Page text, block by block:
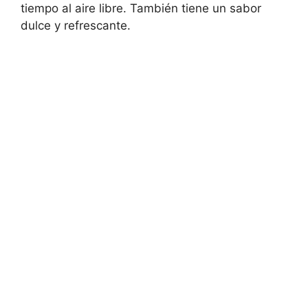
tiempo al aire libre. También tiene un sabor
dulce y refrescante.